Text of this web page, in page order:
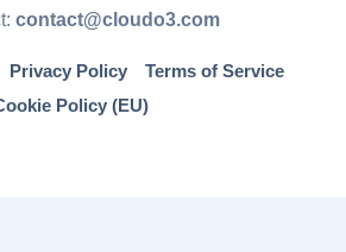
contact@cloudo3.com
Privacy Policy
Terms of Service
Policy (EU)